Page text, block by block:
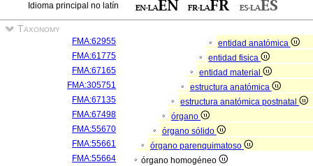
Idioma principal no latín
Taxonomy
FMA:62955
entidad anatómica
FMA:61775
entidad fisica
FMA:67165
entidad material
FMA:305751
estructura anatómica
FMA:67135
estructura anatómica postnatal
FMA:67498
órgano
FMA:55670
órgano sólido
FMA:55661
órgano parenquimatoso
FMA:55664
órgano homogéneo